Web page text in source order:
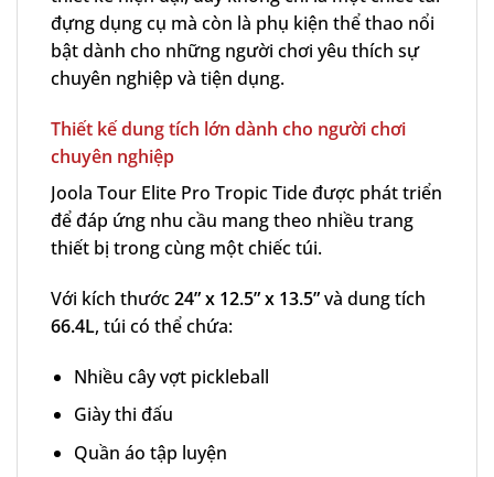
đựng dụng cụ mà còn là phụ kiện thể thao nổi
bật dành cho những người chơi yêu thích sự
chuyên nghiệp và tiện dụng.
Thiết kế dung tích lớn dành cho người chơi
chuyên nghiệp
Joola Tour Elite Pro Tropic Tide được phát triển
để đáp ứng nhu cầu mang theo nhiều trang
thiết bị trong cùng một chiếc túi.
Với kích thước24” x 12.5” x 13.5”và dung tích
66.4L, túi có thể chứa:
Nhiều cây vợt pickleball
Giày thi đấu
Quần áo tập luyện